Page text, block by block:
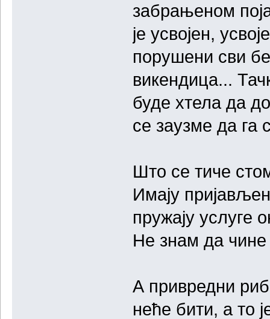
забрањеном
је усвојен,
порушени сви
викендица...
буде хтела да
се заузме да га
Што се тиче
Имају
пружају услуге
Не знам да чине
А привредни
неће бити, а то